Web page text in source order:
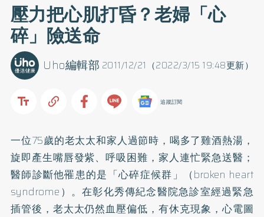
壓力把心肌打昏？老婦「心
碎」險送命
2011/12/21（2022/3/15 19:48更新）
Uho編輯部
追蹤訂閱
一位75歲的老太太和家人過節時，喝多了雞酒熱湯，
旋即產生嘴唇發紫、呼吸困難，家人連忙緊急送醫；
醫師診斷他罹患的是「心碎症候群」（broken heart
syndrome）。在彰化秀傳紀念醫院急診室經過緊急
插管後，老太太仍然血壓偏低，有休克現象，心電圖